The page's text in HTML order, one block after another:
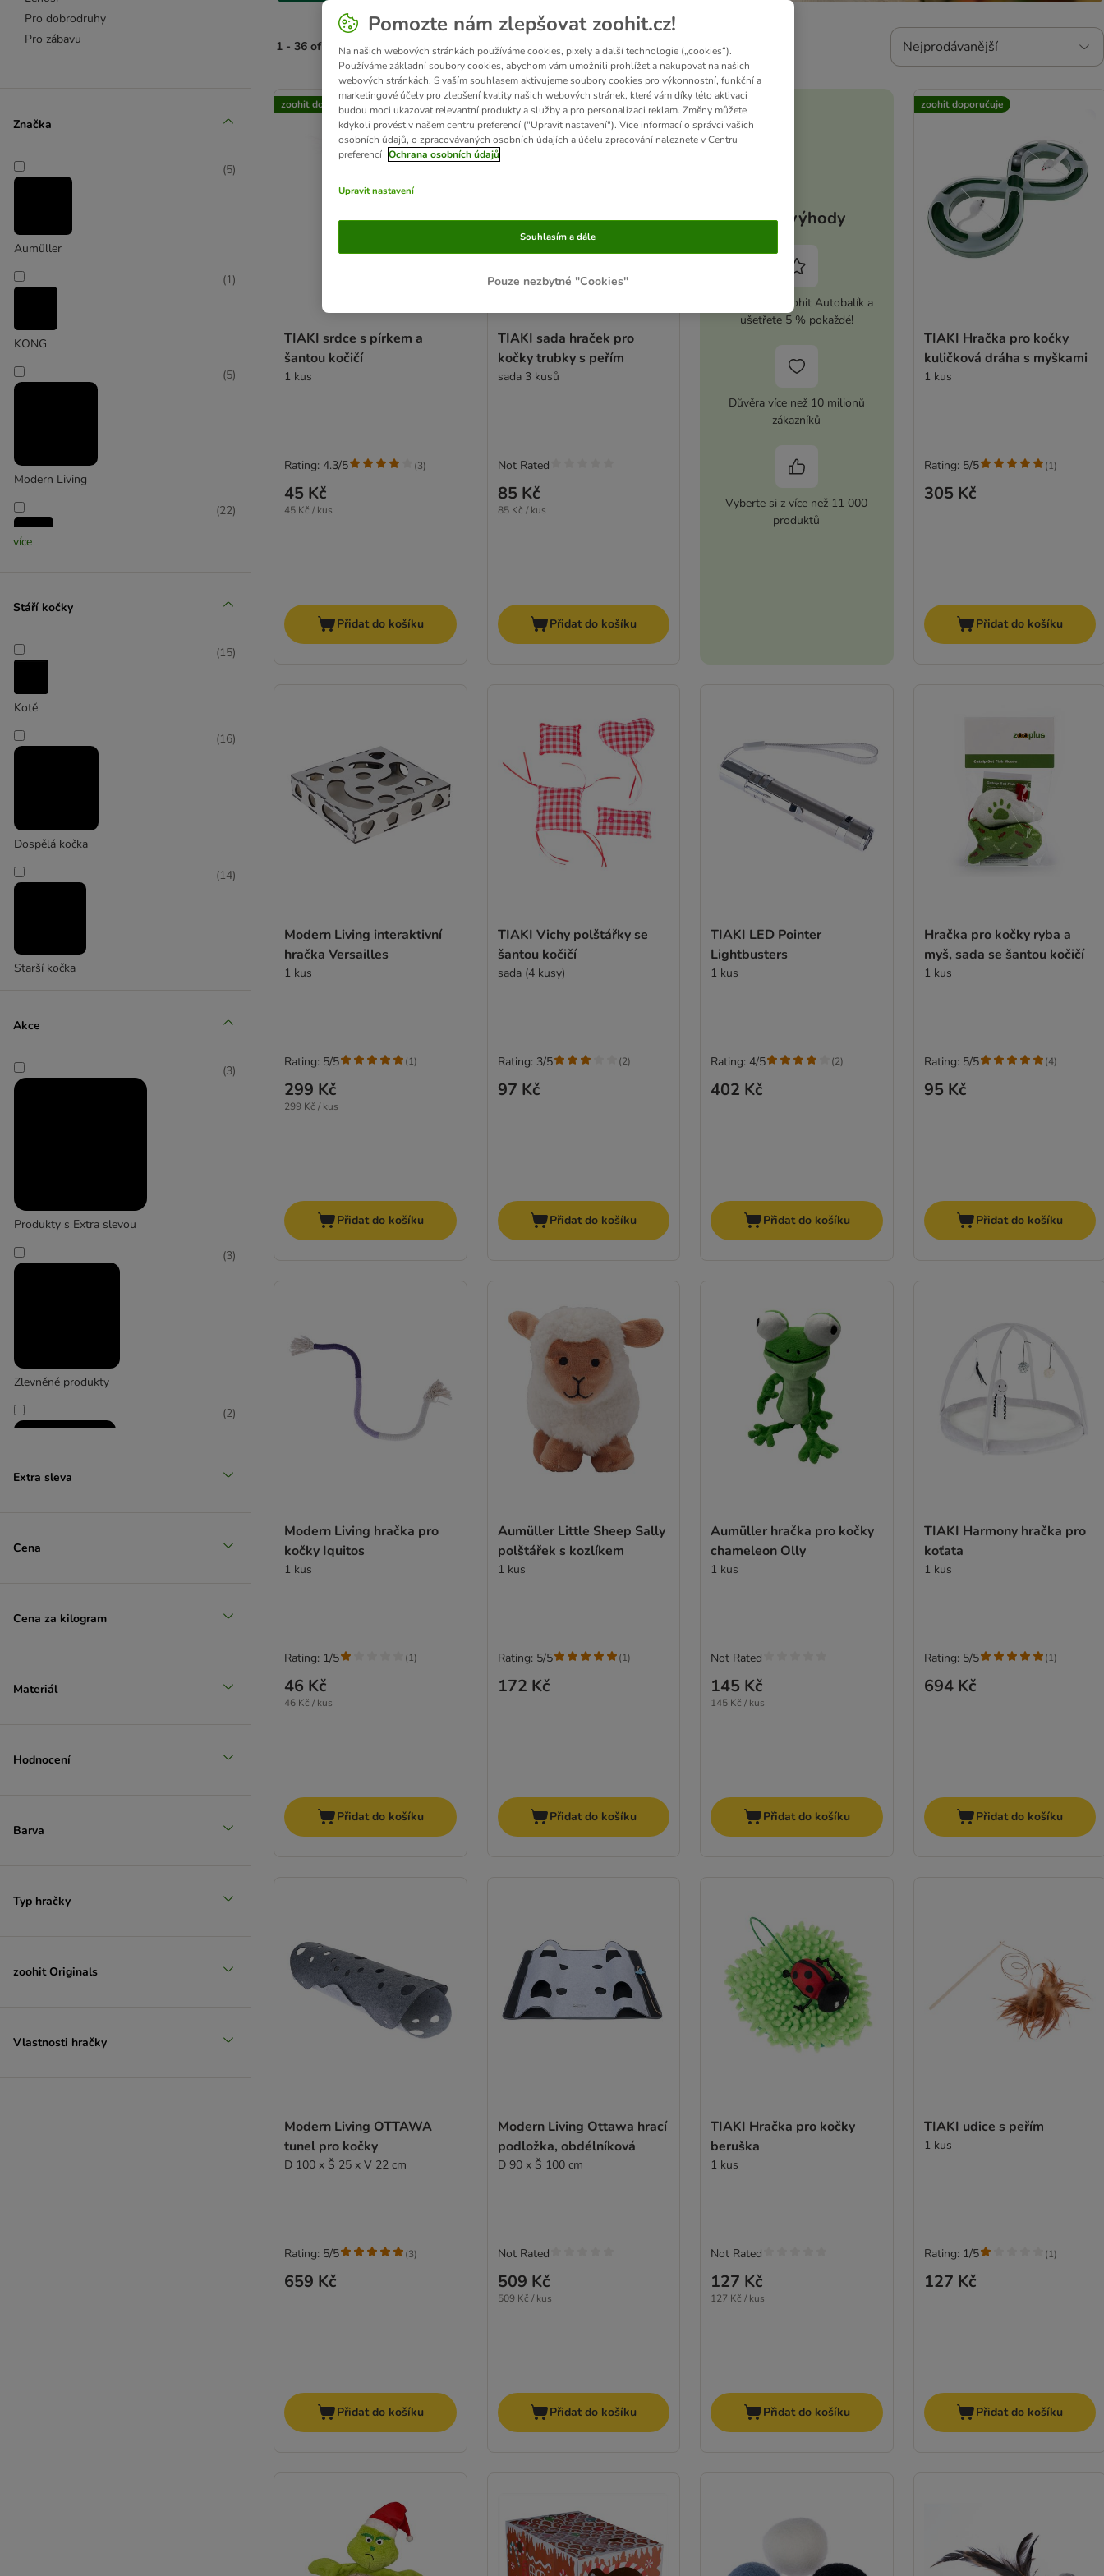
Pro dobrodruhy
Pro zábavu
Značka
Aumüller
(5)
KONG
(1)
Modern Living
(5)
(22)
Tri-Coastal Design
(1)
více
Stáří kočky
Kotě
(15)
Dospělá kočka
(16)
Starší kočka
(14)
Akce
Produkty s Extra slevou
(3)
Zlevněné produkty
(3)
(2)
Extra sleva
Cena
Cena za kilogram
Materiál
Hodnocení
Barva
Typ hračky
zoohit Originals
Vlastnosti hračky
1 - 36 of 36 výsledků Nejprodávanější
product items have been changed
zoohit doporučuje
TIAKI srdce s pírkem a
šantou kočičí
1 kus
45 Kč
45 Kč / kus
Rating: 4.3/5 (3)
Přidat do košíku
TIAKI sada hraček pro
kočky trubky s peřím
sada 3 kusů
85 Kč
85 Kč / kus
Not Rated
Přidat do košíku
Vaše výhody
Aktivujte si zoohit Autobalík a
ušetřete 5 % pokaždé!
Důvěra více než 10 milionů
zákazníků
Vyberte si z více než 11 000
produktů
zoohit doporučuje
TIAKI Hračka pro kočky
kuličková dráha s myškami
1 kus
305 Kč
Rating: 5/5 (1)
Přidat do košíku
Modern Living interaktivní
hračka Versailles
1 kus
299 Kč
299 Kč / kus
Rating: 5/5 (1)
Přidat do košíku
TIAKI Vichy polštářky se
šantou kočičí
sada (4 kusy)
97 Kč
Rating: 3/5 (2)
Přidat do košíku
TIAKI LED Pointer
Lightbusters
1 kus
402 Kč
Rating: 4/5 (2)
Přidat do košíku
Hračka pro kočky ryba a
myš, sada se šantou kočičí
1 kus
95 Kč
Rating: 5/5 (4)
Přidat do košíku
Modern Living hračka pro
kočky Iquitos
1 kus
46 Kč
46 Kč / kus
Rating: 1/5 (1)
Přidat do košíku
Aumüller Little Sheep Sally
polštářek s kozlíkem
1 kus
172 Kč
Rating: 5/5 (1)
Přidat do košíku
Aumüller hračka pro kočky
chameleon Olly
1 kus
145 Kč
145 Kč / kus
Not Rated
Přidat do košíku
TIAKI Harmony hračka pro
koťata
1 kus
694 Kč
Rating: 5/5 (1)
Přidat do košíku
Modern Living OTTAWA
tunel pro kočky
D 100 x Š 25 x V 22 cm
659 Kč
Rating: 5/5 (3)
Přidat do košíku
Modern Living Ottawa hrací
podložka, obdélníková
D 90 x Š 100 cm
509 Kč
509 Kč / kus
Not Rated
Přidat do košíku
TIAKI Hračka pro kočky
beruška
1 kus
127 Kč
127 Kč / kus
Not Rated
Přidat do košíku
TIAKI udice s peřím
1 kus
127 Kč
Rating: 1/5 (1)
Přidat do košíku
Pomozte nám zlepšovat zoohit.cz!
Na našich webových stránkách používáme cookies, pixely a další technologie („cookies“).
Používáme základní soubory cookies, abychom vám umožnili prohlížet a nakupovat na našich
webových stránkách. S vaším souhlasem aktivujeme soubory cookies pro výkonnostní, funkční a
marketingové účely pro zlepšení kvality našich webových stránek, které vám díky této aktivaci
budou moci ukazovat relevantní produkty a služby a pro personalizaci reklam. Změny můžete
kdykoli provést v našem centru preferencí ("Upravit nastavení"). Více informací o správci vašich
osobních údajů, o zpracovávaných osobních údajích a účelu zpracování naleznete v Centru
preferencí Ochrana osobních údajů
Upravit nastavení
Pouze nezbytné "Cookies"
Souhlasím a dále